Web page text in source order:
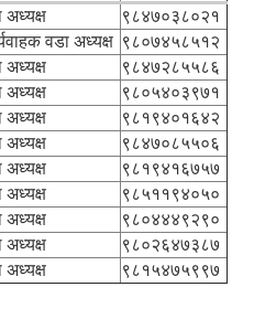
अध्यक्ष
९८४७०३८०२१
वडा अध्यक्ष ९८०७४५८५१२
अध्यक्ष
९८४७२८५५८६
अध्यक्ष
९८०५४०३९७१
अध्यक्ष
९८१९४०१६४२
अध्यक्ष
९८४७०८५५०६
अध्यक्ष
९८१९४१६७५७
अध्यक्ष
९८५११९४०५०
अध्यक्ष
९८०४४४९२९०
अध्यक्ष
९८०२६४७३८७
अध्यक्ष ९८१५४७५९९७